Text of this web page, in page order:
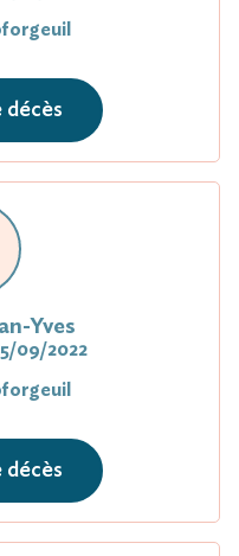
décès
Yves
09/2022
décès